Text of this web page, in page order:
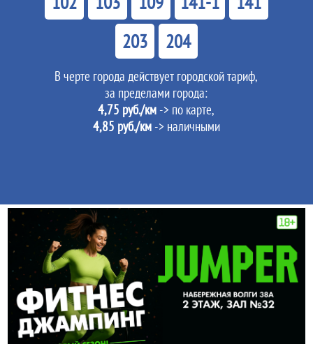
203
204
В черте города действует городской тариф,
за пределами города:
4,75 руб./км -> по карте,
4,85 руб./км-> наличными